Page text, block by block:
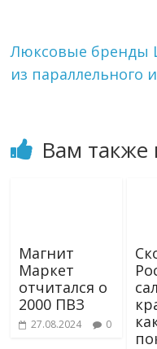
Люксовые бренды
из параллельного
Вам также
Магнит
Маркет
отчитался о
2000 ПВЗ
27.08.2024 0